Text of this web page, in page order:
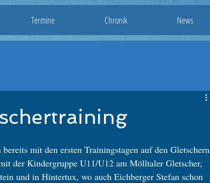
Termine Chronik News
mit den ersten Trainingstagen auf den Gletschern
der Kindergruppe U11/U12 am Mölltaler Gletscher,
und in Hintertux, wo auch Eichberger Stefan schon